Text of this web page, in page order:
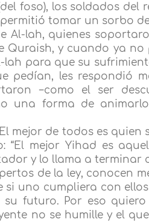
foso), los soldados del
tomar un sorbo
Al-lah, quienes
Quraish, y cuando ya
para que su
pedían, les respondió
−como el ser
una forma de
mejor de todos es
“El mejor Yihad es
y lo llama a terminar
de la ley, conocen
si uno cumpliera con
futuro. Por eso
no se humille y el